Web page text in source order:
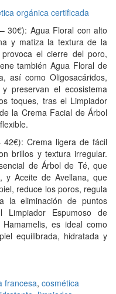
30€): Agua Floral con alto
y matiza la textura de la
el cierre del poro,
también Agua Floral de
así como Oligosacáridos,
preservan el ecosistema
toques, tras el Limpiador
la Crema Facial de Árbol
42€): Crema ligera de fácil
brillos y textura irregular.
de Árbol de Té, que
y Aceite de Avellana, que
reduce los poros, regula
la eliminación de puntos
Espumoso de
es ideal como
equilibrada, hidratada y
francesa, cosmética